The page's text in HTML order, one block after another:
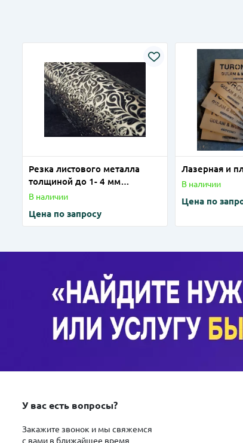
Резка листового металла
толщиной до 1- 4 мм
(алюминий) на лазерном
В наличии
Цена по запросу
Лазерная и
В наличии
Цена по
У вас есть вопросы?
Закажите звонок и мы свяжемся
с вами в ближайшее время